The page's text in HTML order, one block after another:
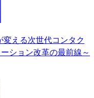
変える次世代コンタク
ション改革の最前線～